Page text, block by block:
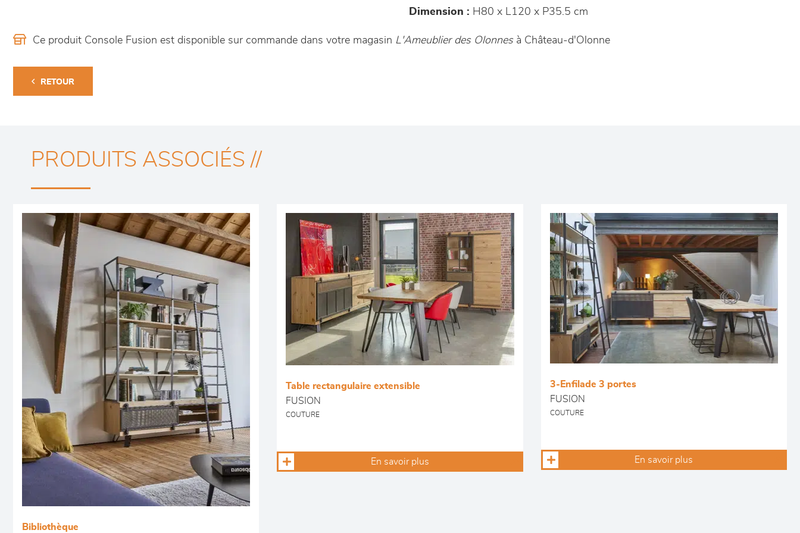
Dimension : H80 x L120 x P35.5 cm
Ce produit Console Fusion est disponible sur commande dans votre magasin L'Ameublier des Olonnesà Château-d'Olonne
RETOUR
PRODUITS ASSOCIÉS //
Bibliothèque
Table rectangulaire extensible
FUSION
COUTURE
En savoir plus
3-Enfilade 3 portes
FUSION
COUTURE
En savoir plus